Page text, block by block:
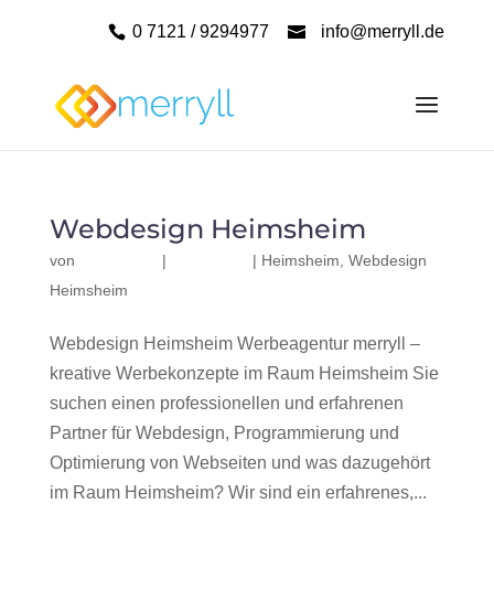
0 7121 / 9294977 info@merryll.de
Webdesign Heimsheim
von | | Heimsheim Webdesign
Heimsheim
Webdesign Heimsheim Werbeagentur merryll –
kreative Werbekonzepte im Raum Heimsheim Sie
suchen einen professionellen und erfahrenen
Partner für Webdesign, Programmierung und
Optimierung von Webseiten und was dazugehört
im Raum Heimsheim? Wir sind ein erfahrenes,...